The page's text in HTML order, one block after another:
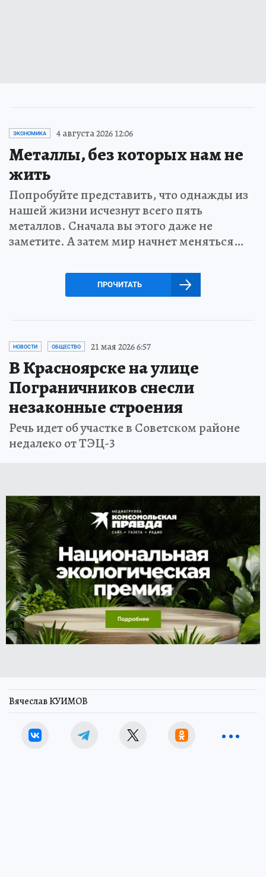
ЭКОНОМИКА 4 августа 2026 12:06
Металлы, без которых нам не
жить
Попробуйте представить, что однажды из
нашей жизни исчезнут всего пять
металлов. Сначала вы этого даже не
заметите. А затем мир начнет меняться…
ПРОЧИТАТЬ
НОВОСТИ ОБЩЕСТВО 21 мая 2026 6:57
В Красноярске на улице
Пограничников снесли
незаконные строения
Речь идет об участке в Советском районе
недалеко от ТЭЦ-3
Вячеслав КУИМОВ